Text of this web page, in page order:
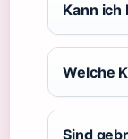
Kann
Welche
Sind